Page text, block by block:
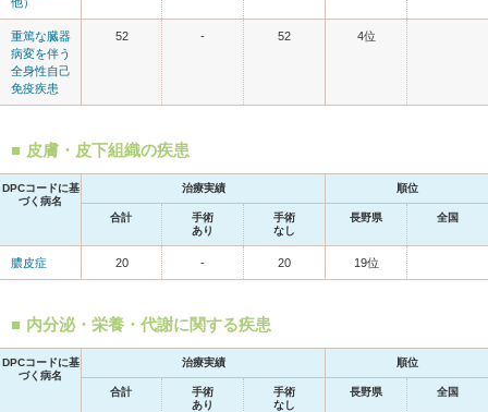
重篤な臓器
病変を伴う
全身性自己
免疫疾患
52 - 52 4位
皮膚・皮下組織の疾患
DPCコードに基
づく病名
治療実績 順位
合計
手術
あり
手術
なし
長野県 全国
膿皮症 20 - 20 19位
内分泌・栄養・代謝に関する疾患
DPCコードに基
づく病名
治療実績 順位
合計
手術
あり
手術
なし
長野県 全国